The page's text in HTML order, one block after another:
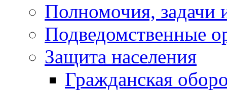
Полномочия, задачи
Подведомственные
Защита населения
Гражданская